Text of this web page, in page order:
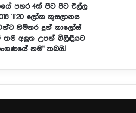
පහර 4ක් පිට පිට එල්ල
T20 ලෝක කුසලානය
හිමිකර දුන් කාලෝස්
තම අලුත උපන් බිලිඳියට
නම" තබයි.!